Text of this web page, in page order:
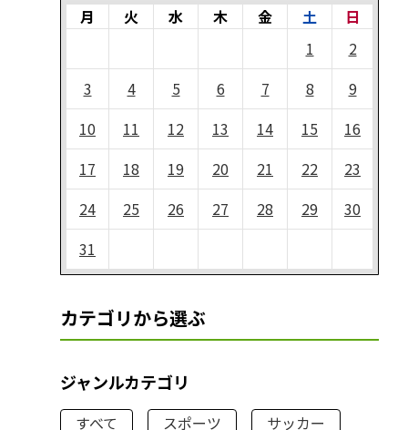
月 火 水 木 金 土
日
1
2
3
4 5 6 7 8
9
10
11 12 13 14 15
16
17
18 19 20 21 22
23
24
25 26 27 28 29
30
31
カテゴリから選ぶ
ジャンルカテゴリ
すべて スポーツ
サッカー